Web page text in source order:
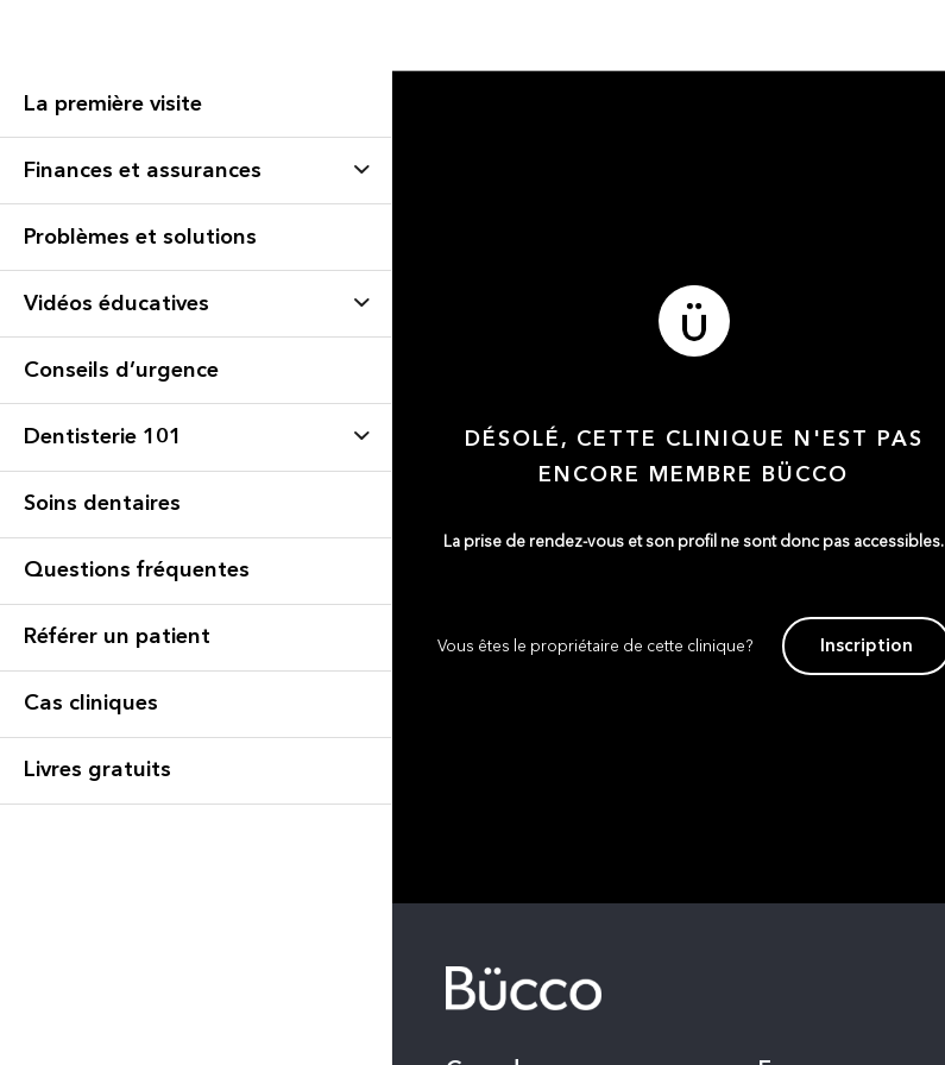
La première visite
Finances et assurances
Problèmes et solutions
Vidéos éducatives
Conseils d’urgence
Dentisterie 101
Soins dentaires
Questions fréquentes
Référer un patient
Cas cliniques
Livres gratuits
DÉSOLÉ, CETTE CLINIQUE N'EST PAS
ENCORE MEMBRE BÜCCO
La prise de rendez-vous et son profil ne sont donc pas accessibles.
Vous êtes le propriétaire de cette clinique? Inscription